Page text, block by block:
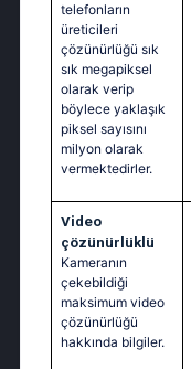
telefonların
üreticileri
çözünürlüğü sık
sık megapiksel
olarak verip
böylece yaklaşık
piksel sayısını
milyon olarak
vermektedirler.
Video
çözünürlüklü
Kameranın
çekebildiği
maksimum video
çözünürlüğü
hakkında bilgiler.